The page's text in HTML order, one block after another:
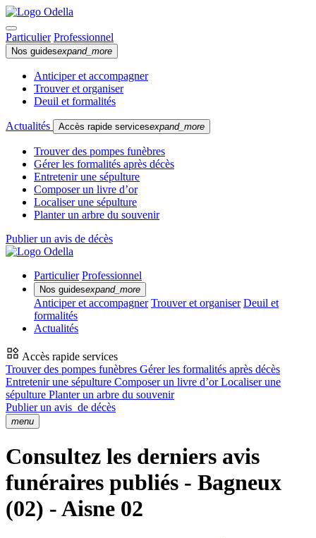
Particulier Professionnel
Nos guidesexpand_more
Anticiper et accompagner
Trouver et organiser
Deuil et formalités
Actualités Accès rapide servicesexpand_more
Trouver des pompes funèbres
Gérer les formalités après décès
Entretenir une sépulture
Composer un livre d’or
Localiser une sépulture
Planter un arbre du souvenir
Publier un avis de décès
Particulier Professionnel
Nos guidesexpand_more
Anticiper et accompagner Trouver et organiser Deuil et
formalités
Actualités
Accès rapide services
Trouver des pompes funèbres Gérer les formalités après décès
Entretenir une sépulture Composer un livre d’orLocaliser une
sépulture Planter un arbre du souvenir
Publier un avis de décès
menu
Consultez les derniers avis
funéraires publiés - Bagneux
(02) - Aisne 02